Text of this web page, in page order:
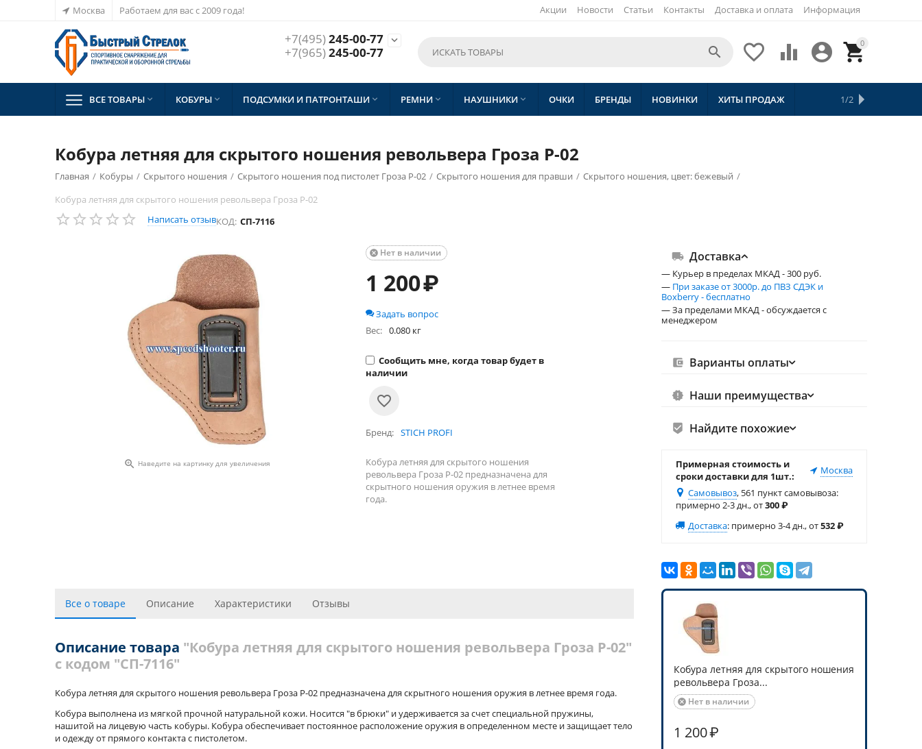
Москва Работаем для вас с 2009 года! Акции Новости Статьи Контакты Доставка и оплата Информация
+7(495)245-00-77
+7(965)245-00-77
 0


 

ВСЕ ТОВАРЫ  КОБУРЫ  ПОДСУМКИ И ПАТРОНТАШИ  РЕМНИ  НАУШНИКИ  ОЧКИ БРЕНДЫ НОВИНКИ ХИТЫ ПРОДАЖ ТОВАРЫ С БЕСПЛАТНОЙ
1/2
Кобура летняя для скрытого ношения револьвера Гроза Р-02
Главная / Кобуры / Скрытого ношения / Скрытого ношения под пистолет Гроза Р-02 / Скрытого ношения для правши / Скрытого ношения, цвет: бежевый /
Кобура летняя для скрытого ношения револьвера Гроза Р-02
Написать отзывКОД: СП-7116
 Наведите на картинку для увеличения
Нет в наличии

1 200₽
Задать вопрос
Вес: 0.080 кг
Сообщить мне, когда товар будет в
наличии
Бренд STICH PROFI
Кобура летняя для скрытого ношения
револьвера Гроза Р-02 предназначена для
скрытного ношения оружия в летнее время
года.
Доставка
— Курьер в пределах МКАД - 300 руб.
— При заказе от 3000р. до ПВЗ СДЭК и
Boxberry - бесплатно
— За пределами МКАД - обсуждается с
менеджером
Варианты оплаты
Наши преимущества
Найдите похожие
Примерная стоимость и
сроки доставки для 1шт.:
Москва
Самовывоз, 561 пункт самовывоза:
примерно 2-3 дн., от300₽
Доставка: примерно 3-4 дн., от532₽
Кобура летняя для скрытого ношения
револьвера Гроза...
Нет в наличии

1 200₽
Все о товаре Описание Характеристики Отзывы
Описание товара "Кобура летняя для скрытого ношения револьвера Гроза Р-02"
с кодом "СП-7116"
Кобура летняя для скрытого ношения револьвера Гроза Р-02 предназначена для скрытного ношения оружия в летнее время года.
Кобура выполнена из мягкой прочной натуральной кожи. Носится "в брюки" и удерживается за счет специальной пружины,
нашитой на лицевую часть кобуры. Кобура обеспечивает постоянное расположение оружия в определенном месте и защищает тело
и одежду от прямого контакта с пистолетом.